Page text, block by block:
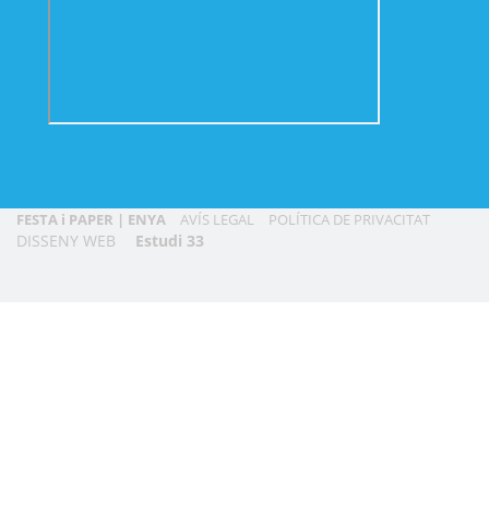
FESTA i PAPER | ENYA AVÍS LEGAL POLÍTICA DE PRIVACITAT
DISSENY WEB Estudi 33